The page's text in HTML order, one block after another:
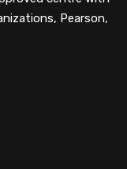
Pearson,